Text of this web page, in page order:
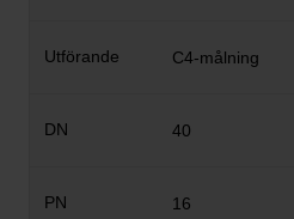
C4-målning
40
16